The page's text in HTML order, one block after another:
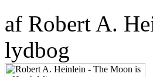
af Robert A.
lydbog